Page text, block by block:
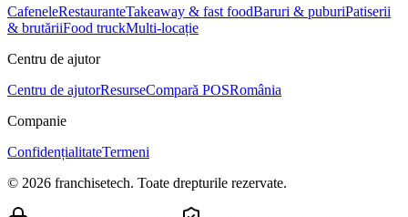
CafeneleRestauranteTakeaway & fast foodBaruri & puburiPatiserii
& brutăriiFood truckMulti-locație
Centru de ajutor
Centru de ajutorResurseCompară POSRomânia
Companie
ConfidențialitateTermeni
© 2026 franchisetech. Toate drepturile rezervate.